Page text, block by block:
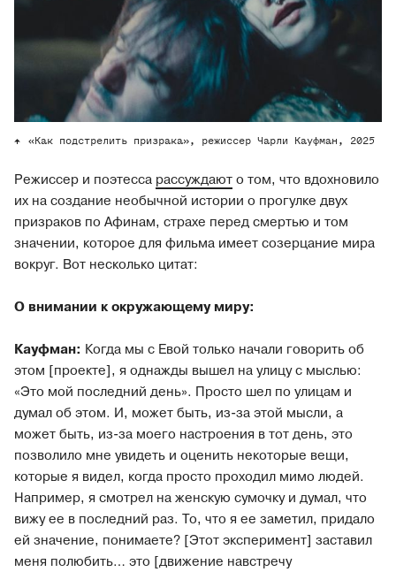
«Как подстрелить призрака», режиссер Чарли Кауфман, 2025
Режиссер и поэтесса рассуждаюто том, что вдохновило
их на создание необычной истории о прогулке двух
призраков по Афинам, страхе перед смертью и том
значении, которое для фильма имеет созерцание мира
вокруг. Вот несколько цитат:
О внимании к окружающему миру:
Кауфман: Когда мы с Евой только начали говорить об
этом [проекте], я однажды вышел на улицу с мыслью:
«Это мой последний день». Просто шел по улицам и
думал об этом. И, может быть, из-за этой мысли, а
может быть, из-за моего настроения в тот день, это
позволило мне увидеть и оценить некоторые вещи,
которые я видел, когда просто проходил мимо людей.
Например, я смотрел на женскую сумочку и думал, что
вижу ее в последний раз. То, что я ее заметил, придало
ей значение, понимаете? [Этот эксперимент] заставил
меня полюбить… это [движение навстречу